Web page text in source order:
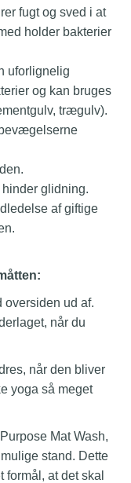
fugt og sved i at
holder bakterier
uforlignelig
og kan bruges
trægulv).
glidning.
af giftige
oversiden ud af.
når du
når den bliver
yoga så meget
Mat Wash,
stand. Dette
at det skal